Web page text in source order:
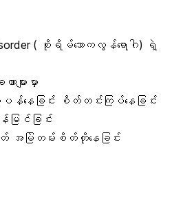
( စိုးရိမ်သောကလွန်ရောဂါ) ရဲ့
များမှာ
ပန်နေခြင်း စိတ်တင်းကြပ်နေခြင်း
မြင်ခြင်း
အမြဲတမ်းစိတ်တိုနေခြင်း